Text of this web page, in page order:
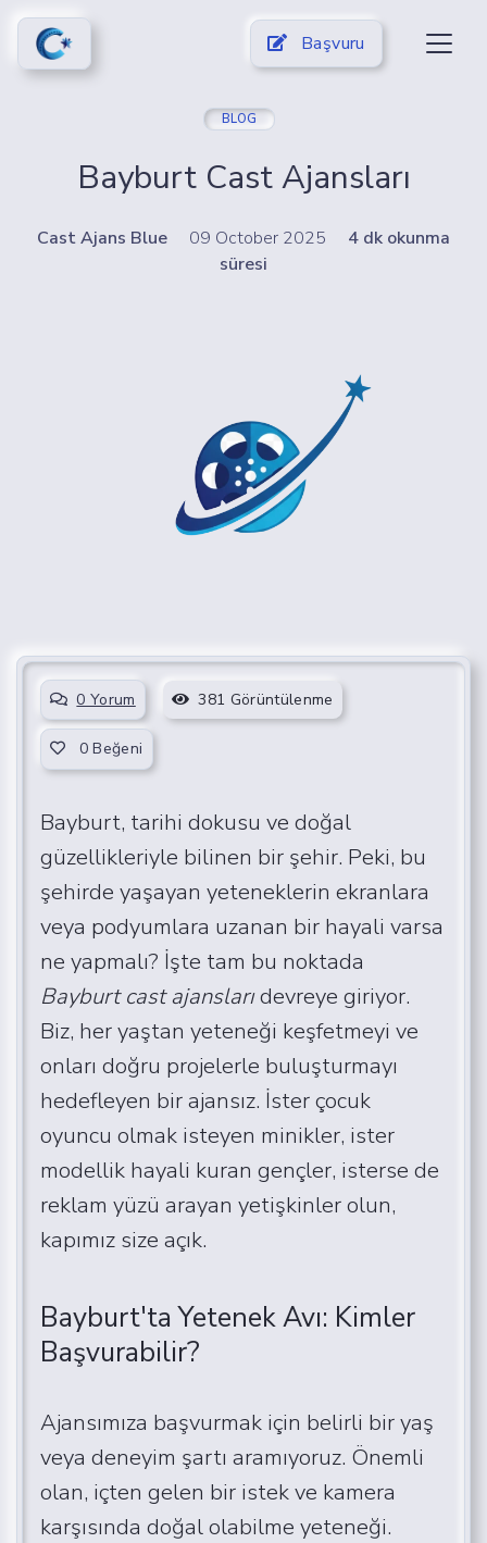
Başvuru
BLOG
Bayburt Cast Ajansları
Cast Ajans Blue 09 October 2025
4 dk okunma
süresi
0 Yorum 381 Görüntülenme
0 Beğeni
Bayburt, tarihi dokusu ve doğal
güzellikleriyle bilinen bir şehir. Peki, bu
şehirde yaşayan yeteneklerin ekranlara
veya podyumlara uzanan bir hayali varsa
ne yapmalı? İşte tam bu noktada
Bayburt cast ajanslarıdevreye giriyor.
Biz, her yaştan yeteneği keşfetmeyi ve
onları doğru projelerle buluşturmayı
hedefleyen bir ajansız. İster çocuk
oyuncu olmak isteyen minikler, ister
modellik hayali kuran gençler, isterse de
reklam yüzü arayan yetişkinler olun,
kapımız size açık.
Bayburt'ta Yetenek Avı: Kimler
Başvurabilir?
Ajansımıza başvurmak için belirli bir yaş
veya deneyim şartı aramıyoruz. Önemli
olan, içten gelen bir istek ve kamera
karşısında doğal olabilme yeteneği.